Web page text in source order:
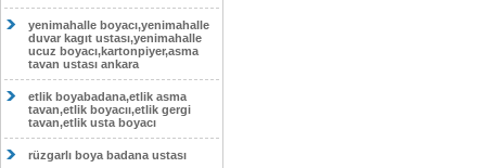
yenimahalle boyacı,yenimahalle
duvar kagıt ustası,yenimahalle
ucuz boyacı,kartonpiyer,asma
tavan ustası ankara
etlik boyabadana,etlik asma
tavan,etlik boyacıı,etlik gergi
tavan,etlik usta boyacı
rüzgarlı boya badana ustası